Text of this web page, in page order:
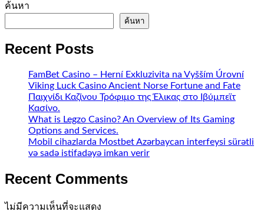
ค้นหา
ค้นหา
Recent Posts
FamBet Casino – Herní Exkluzivita na Vyšším Úrovní
Viking Luck Casino Ancient Norse Fortune and Fate
Παιχνίδι Καζίνου Τρόφιμο της Έλικας στο Ιβύμπεϊτ
Κασίνο.
What is Legzo Casino? An Overview of Its Gaming
Options and Services.
Mobil cihazlarda Mostbet Azərbaycan interfeysi sürətli
və sadə istifadəyə imkan verir
Recent Comments
ไม่มีความเห็นที่จะแสดง